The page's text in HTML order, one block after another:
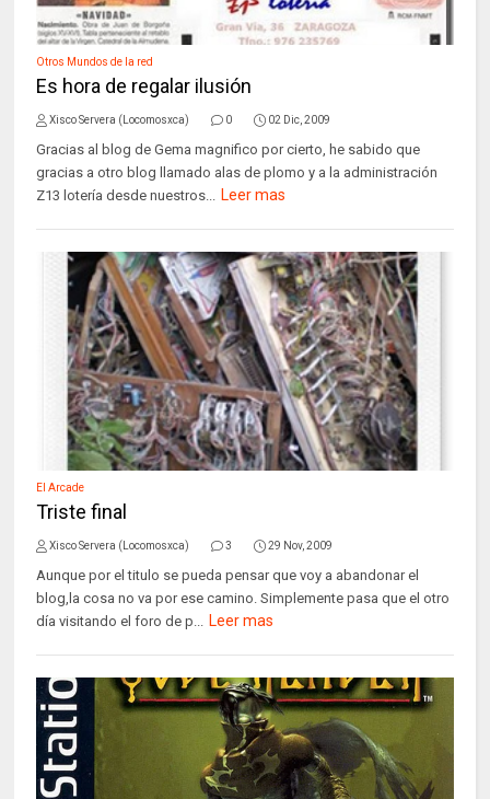
Otros Mundos de la red
Es hora de regalar ilusión
Xisco Servera (Locomosxca) 0 02 Dic, 2009
Gracias al blog de Gema magnifico por cierto, he sabido que
gracias a otro blog llamado alas de plomo y a la administración
Z13 lotería desde nuestros...
Leer mas
El Arcade
Triste final
Xisco Servera (Locomosxca) 3 29 Nov, 2009
Aunque por el titulo se pueda pensar que voy a abandonar el
blog,la cosa no va por ese camino. Simplemente pasa que el otro
día visitando el foro de p...
Leer mas